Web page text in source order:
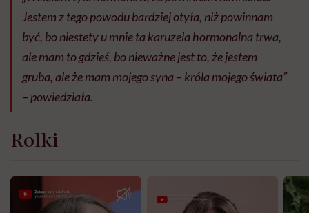
Jestem z tego powodu bardziej otyła, niż powinnam
być, bo niestety u mnie ta karuzela hormonalna trwa,
ale mam to gdzieś, bo nieważne jest to, że jestem
gruba, ale że mam mojego syna – króla mojego świata”
– powiedziała.
Rolki